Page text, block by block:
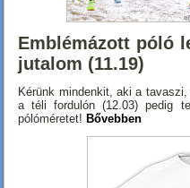
Emblémázott póló
jutalom (11.19)
Kérünk mindenkit, aki a
a téli fordulón (12.03) pedig
pólóméretet! Bővebben